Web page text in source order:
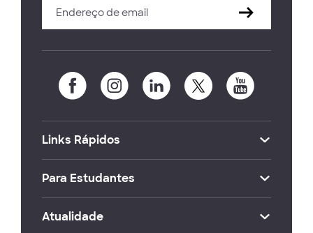
Links Rápidos
Para Estudantes
Atualidade